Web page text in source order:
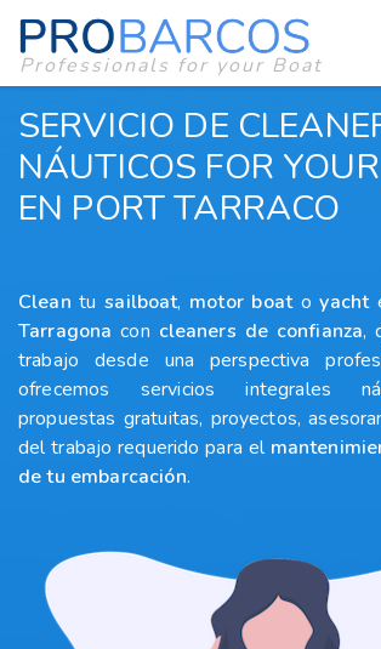
Professionals for your Boat
SERVICIO DE
NÁUTICOS FOR
EN PORT TARRACO
Clean tusailboat, motor boatoyacht
Tarragona con cleaners de confianza,
trabajo desde una perspectiva
ofrecemos servicios integrales
propuestas gratuitas, proyectos,
del trabajo requerido para el
de tu embarcación.